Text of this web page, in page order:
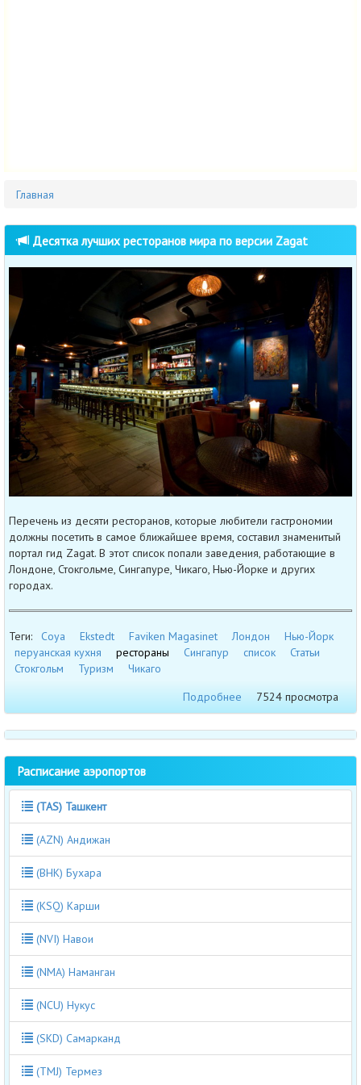
Главная
Десятка лучших ресторанов мира по версии Zagat
Перечень из десяти ресторанов, которые любители гастрономии
должны посетить в самое ближайшее время, составил знаменитый
портал гид Zagat. В этот список попали заведения, работающие в
Лондоне, Стокгольме, Сингапуре, Чикаго, Нью-Йорке и других
городах.
Теги: Coya Ekstedt Faviken Magasinet Лондон
Нью-Йорк
перуанская кухня
рестораны Сингапур список
Статьи
Стокгольм
Туризм
Чикаго
Подробнее
7524 просмотра
Расписание аэропортов
(TAS) Ташкент
(AZN) Андижан
(BHK) Бухара
(KSQ) Карши
(NVI) Навои
(NMA) Наманган
(NCU) Нукус
(SKD) Самарканд
(TMJ) Термез